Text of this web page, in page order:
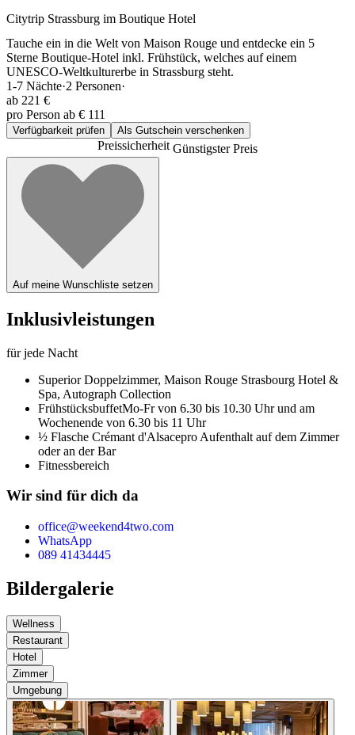
Citytrip Strassburg im Boutique Hotel
Tauche ein in die Welt von Maison Rouge und entdecke ein 5
Sterne Boutique-Hotel inkl. Frühstück, welches auf einem
UNESCO-Weltkulturerbe in Strassburg steht.
1-7 Nächte·2 Personen·
ab 221 €
pro Person ab € 111
Verfügbarkeit prüfen Als Gutschein verschenken
PreissicherheitGünstigster Preis
Auf meine Wunschliste setzen
Inklusivleistungen
für jede Nacht
Superior Doppelzimmer, Maison Rouge Strasbourg Hotel &
Spa, Autograph Collection
FrühstücksbuffetMo-Fr von 6.30 bis 10.30 Uhr und am
Wochenende von 6.30 bis 11 Uhr
½ Flasche Crémant d'Alsacepro Aufenthalt auf dem Zimmer
oder an der Bar
Fitnessbereich
Wir sind für dich da
office@weekend4two.com
WhatsApp
089 41434445
Bildergalerie
Wellness
Restaurant
Hotel
Zimmer
Umgebung